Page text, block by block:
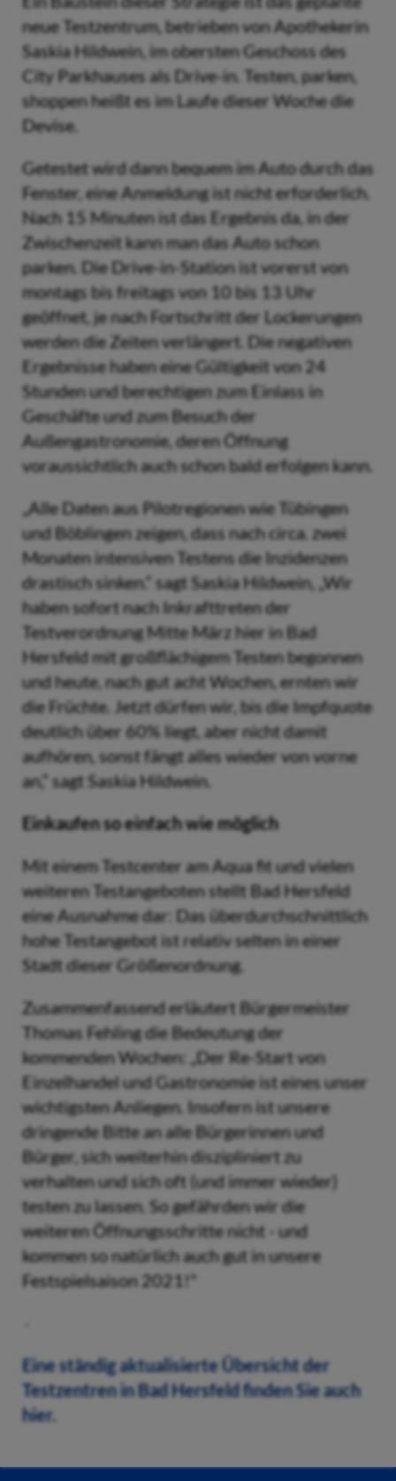
neue Testzentrum, betrieben von Apothekerin
Saskia Hildwein, im obersten Geschoss des
City Parkhauses als Drive-in. Testen, parken,
shoppen heißt es im Laufe dieser Woche die
Devise.
Getestet wird dann bequem im Auto durch das
Fenster, eine Anmeldung ist nicht erforderlich.
Nach 15 Minuten ist das Ergebnis da, in der
Zwischenzeit kann man das Auto schon
parken. Die Drive-in-Station ist vorerst von
montags bis freitags von 10 bis 13 Uhr
geöffnet, je nach Fortschritt der Lockerungen
werden die Zeiten verlängert. Die negativen
Ergebnisse haben eine Gültigkeit von 24
Stunden und berechtigen zum Einlass in
Geschäfte und zum Besuch der
Außengastronomie, deren Öffnung
voraussichtlich auch schon bald erfolgen kann.
„Alle Daten aus Pilotregionen wie Tübingen
und Böblingen zeigen, dass nach circa. zwei
Monaten intensiven Testens die Inzidenzen
drastisch sinken.“ sagt Saskia Hildwein, „Wir
haben sofort nach Inkrafttreten der
Testverordnung Mitte März hier in Bad
Hersfeld mit großflächigem Testen begonnen
und heute, nach gut acht Wochen, ernten wir
die Früchte. Jetzt dürfen wir, bis die Impfquote
deutlich über 60% liegt, aber nicht damit
aufhören, sonst fängt alles wieder von vorne
an,“ sagt Saskia Hildwein.
Einkaufen so einfach wie möglich
Mit einem Testcenter am Aqua fit und vielen
weiteren Testangeboten stellt Bad Hersfeld
eine Ausnahme dar: Das überdurchschnittlich
hohe Testangebot ist relativ selten in einer
Stadt dieser Größenordnung.
Zusammenfassend erläutert Bürgermeister
Thomas Fehling die Bedeutung der
kommenden Wochen: „Der Re-Start von
Einzelhandel und Gastronomie ist eines unser
wichtigsten Anliegen. Insofern ist unsere
dringende Bitte an alle Bürgerinnen und
Bürger, sich weiterhin diszipliniert zu
verhalten und sich oft (und immer wieder)
testen zu lassen. So gefährden wir die
weiteren Öffnungsschritte nicht - und
kommen so natürlich auch gut in unsere
Festspielsaison 2021!"
Eine ständig aktualisierte Übersicht der
Testzentren in Bad Hersfeld finden Sie auch
hier.